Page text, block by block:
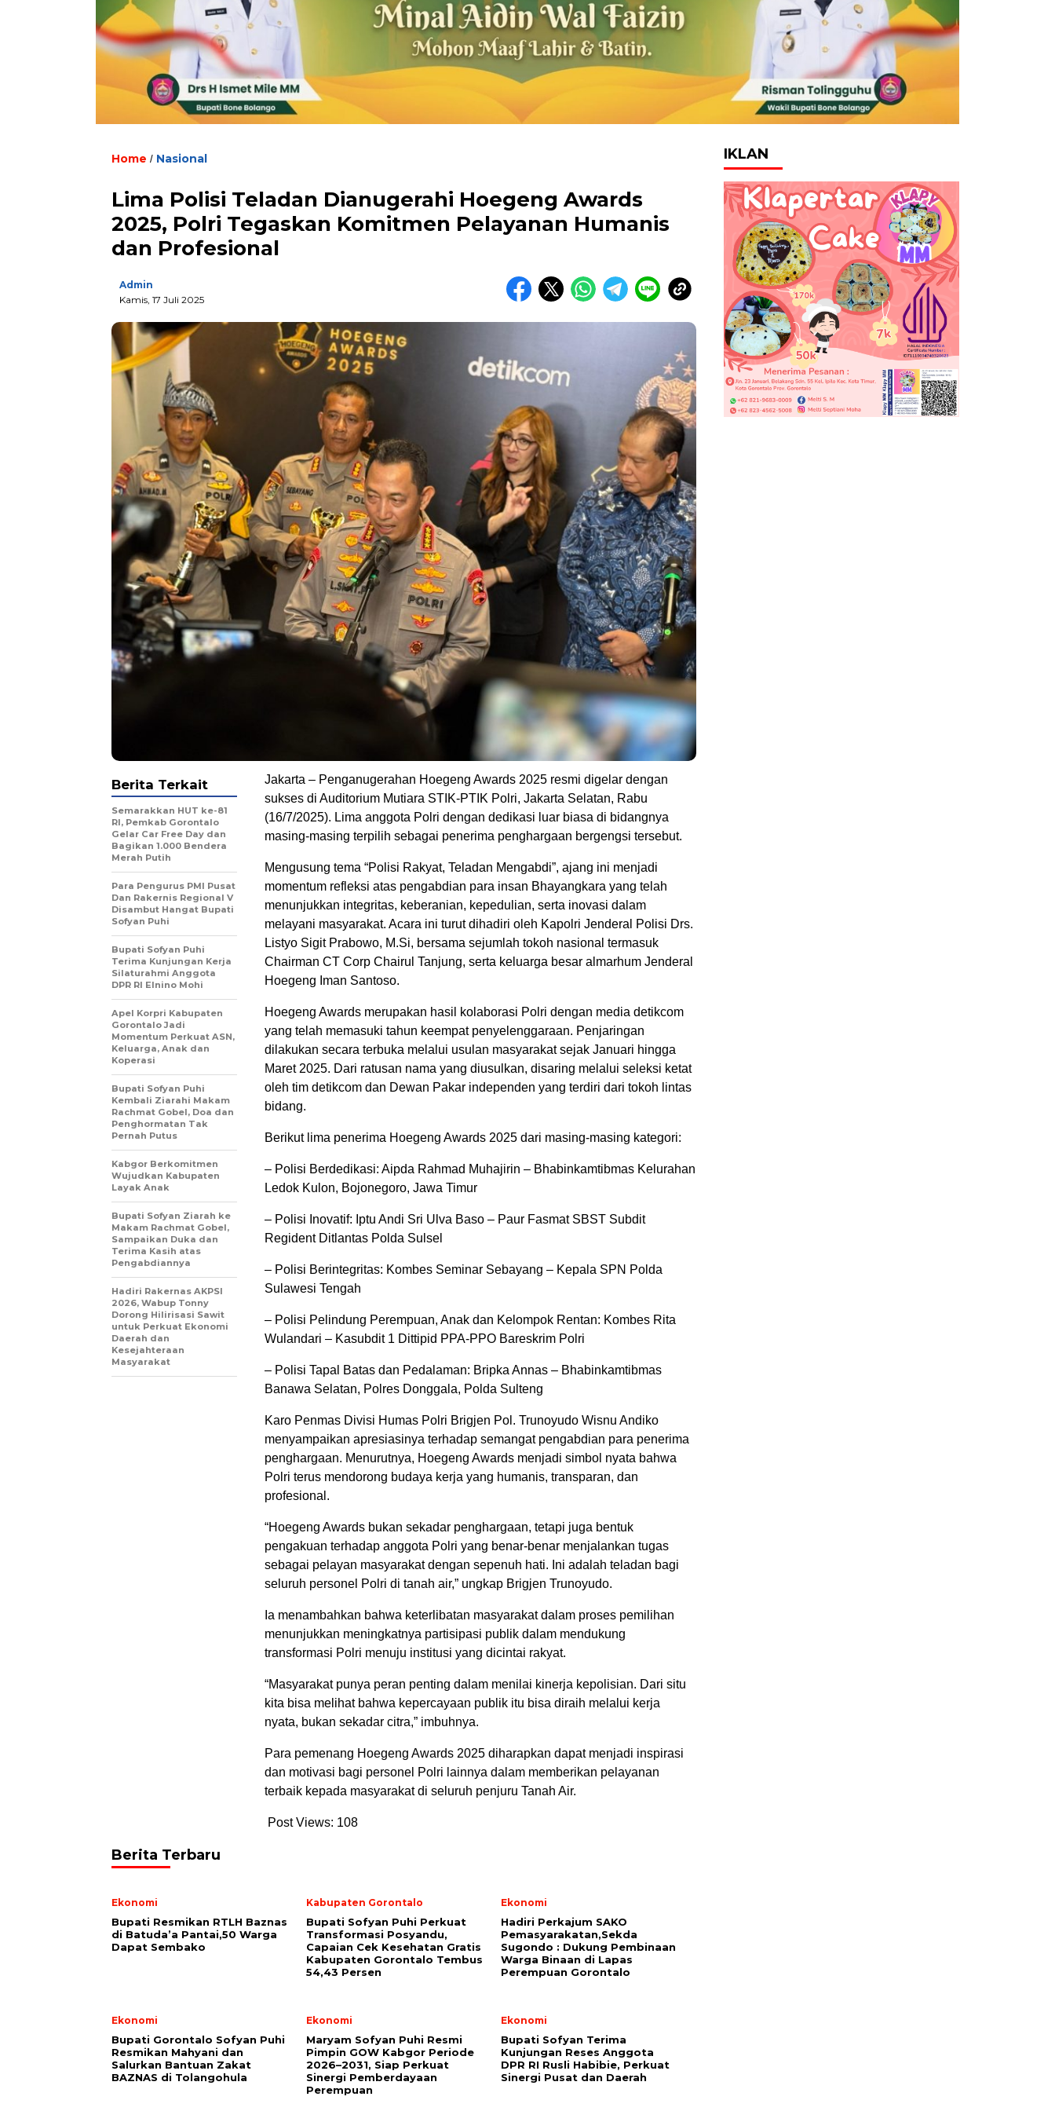
Home / Nasional
Lima Polisi Teladan Dianugerahi Hoegeng Awards
2025, Polri Tegaskan Komitmen Pelayanan Humanis
dan Profesional
Admin
Kamis, 17 Juli 2025
Jakarta – Penganugerahan Hoegeng Awards 2025 resmi digelar dengan
sukses di Auditorium Mutiara STIK-PTIK Polri, Jakarta Selatan, Rabu
(16/7/2025). Lima anggota Polri dengan dedikasi luar biasa di bidangnya
masing-masing terpilih sebagai penerima penghargaan bergengsi tersebut.
Mengusung tema “Polisi Rakyat, Teladan Mengabdi”, ajang ini menjadi
momentum refleksi atas pengabdian para insan Bhayangkara yang telah
menunjukkan integritas, keberanian, kepedulian, serta inovasi dalam
melayani masyarakat. Acara ini turut dihadiri oleh Kapolri Jenderal Polisi Drs.
Listyo Sigit Prabowo, M.Si, bersama sejumlah tokoh nasional termasuk
Chairman CT Corp Chairul Tanjung, serta keluarga besar almarhum Jenderal
Hoegeng Iman Santoso.
Hoegeng Awards merupakan hasil kolaborasi Polri dengan media detikcom
yang telah memasuki tahun keempat penyelenggaraan. Penjaringan
dilakukan secara terbuka melalui usulan masyarakat sejak Januari hingga
Maret 2025. Dari ratusan nama yang diusulkan, disaring melalui seleksi ketat
oleh tim detikcom dan Dewan Pakar independen yang terdiri dari tokoh lintas
bidang.
Berikut lima penerima Hoegeng Awards 2025 dari masing-masing kategori:
– Polisi Berdedikasi: Aipda Rahmad Muhajirin – Bhabinkamtibmas Kelurahan
Ledok Kulon, Bojonegoro, Jawa Timur
– Polisi Inovatif: Iptu Andi Sri Ulva Baso – Paur Fasmat SBST Subdit
Regident Ditlantas Polda Sulsel
– Polisi Berintegritas: Kombes Seminar Sebayang – Kepala SPN Polda
Sulawesi Tengah
– Polisi Pelindung Perempuan, Anak dan Kelompok Rentan: Kombes Rita
Wulandari – Kasubdit 1 Dittipid PPA-PPO Bareskrim Polri
– Polisi Tapal Batas dan Pedalaman: Bripka Annas – Bhabinkamtibmas
Banawa Selatan, Polres Donggala, Polda Sulteng
Karo Penmas Divisi Humas Polri Brigjen Pol. Trunoyudo Wisnu Andiko
menyampaikan apresiasinya terhadap semangat pengabdian para penerima
penghargaan. Menurutnya, Hoegeng Awards menjadi simbol nyata bahwa
Polri terus mendorong budaya kerja yang humanis, transparan, dan
profesional.
“Hoegeng Awards bukan sekadar penghargaan, tetapi juga bentuk
pengakuan terhadap anggota Polri yang benar-benar menjalankan tugas
sebagai pelayan masyarakat dengan sepenuh hati. Ini adalah teladan bagi
seluruh personel Polri di tanah air,” ungkap Brigjen Trunoyudo.
Ia menambahkan bahwa keterlibatan masyarakat dalam proses pemilihan
menunjukkan meningkatnya partisipasi publik dalam mendukung
transformasi Polri menuju institusi yang dicintai rakyat.
“Masyarakat punya peran penting dalam menilai kinerja kepolisian. Dari situ
kita bisa melihat bahwa kepercayaan publik itu bisa diraih melalui kerja
nyata, bukan sekadar citra,” imbuhnya.
Para pemenang Hoegeng Awards 2025 diharapkan dapat menjadi inspirasi
dan motivasi bagi personel Polri lainnya dalam memberikan pelayanan
terbaik kepada masyarakat di seluruh penjuru Tanah Air.
Post Views: 108
Berita Terkait
Semarakkan HUT ke-81
RI, Pemkab Gorontalo
Gelar Car Free Day dan
Bagikan 1.000 Bendera
Merah Putih
Para Pengurus PMI Pusat
Dan Rakernis Regional V
Disambut Hangat Bupati
Sofyan Puhi
Bupati Sofyan Puhi
Terima Kunjungan Kerja
Silaturahmi Anggota
DPR RI Elnino Mohi
Apel Korpri Kabupaten
Gorontalo Jadi
Momentum Perkuat ASN,
Keluarga, Anak dan
Koperasi
Bupati Sofyan Puhi
Kembali Ziarahi Makam
Rachmat Gobel, Doa dan
Penghormatan Tak
Pernah Putus
Kabgor Berkomitmen
Wujudkan Kabupaten
Layak Anak
Bupati Sofyan Ziarah ke
Makam Rachmat Gobel,
Sampaikan Duka dan
Terima Kasih atas
Pengabdiannya
Hadiri Rakernas AKPSI
2026, Wabup Tonny
Dorong Hilirisasi Sawit
untuk Perkuat Ekonomi
Daerah dan
Kesejahteraan
Masyarakat
Berita Terbaru
Ekonomi
Bupati Resmikan RTLH Baznas
di Batuda’a Pantai,50 Warga
Dapat Sembako
Kabupaten Gorontalo
Bupati Sofyan Puhi Perkuat
Transformasi Posyandu,
Capaian Cek Kesehatan Gratis
Kabupaten Gorontalo Tembus
54,43 Persen
Ekonomi
Hadiri Perkajum SAKO
Pemasyarakatan,Sekda
Sugondo : Dukung Pembinaan
Warga Binaan di Lapas
Perempuan Gorontalo
Ekonomi
Bupati Gorontalo Sofyan Puhi
Resmikan Mahyani dan
Salurkan Bantuan Zakat
BAZNAS di Tolangohula
Ekonomi
Maryam Sofyan Puhi Resmi
Pimpin GOW Kabgor Periode
2026–2031, Siap Perkuat
Sinergi Pemberdayaan
Perempuan
Ekonomi
Bupati Sofyan Terima
Kunjungan Reses Anggota
DPR RI Rusli Habibie, Perkuat
Sinergi Pusat dan Daerah
IKLAN